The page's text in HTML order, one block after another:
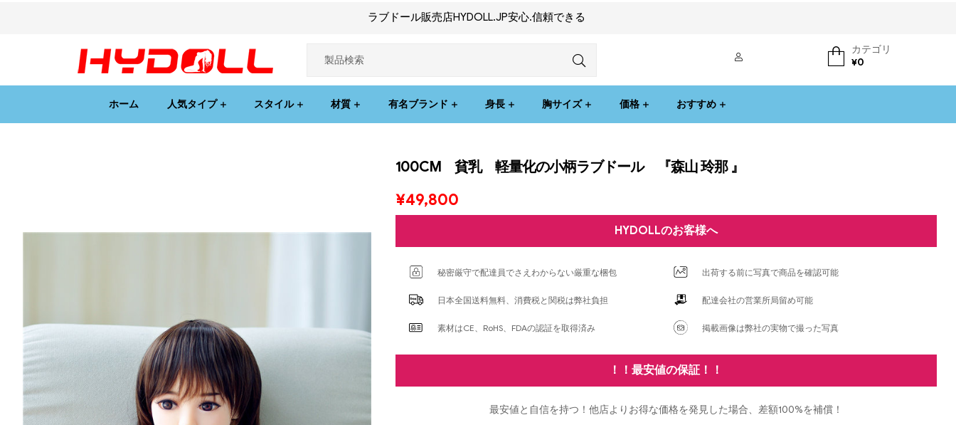
ラブドール販売店HYDOLL.JP安心.信頼できる
カテゴリ
¥0
ホーム 人気タイプ スタイル 材質 有名ブランド 身長 胸サイズ 価格 おすすめ
100CM 貧乳 軽量化の小柄ラブドール 『森山 玲那 』
¥49,800
HYDOLLのお客様へ
秘密厳守で配達員でさえわからない厳重な梱包 出荷する前に写真で商品を確認可能
日本全国送料無料、消費税と関税は弊社負担 配達会社の営業所局留め可能
素材はCE、RoHS、FDAの認証を取得済み 掲載画像は弊社の実物で撮った写真
！！最安値の保証！！
最安値と自信を持つ！他店よりお得な価格を発見した場合、差額100%を補償！